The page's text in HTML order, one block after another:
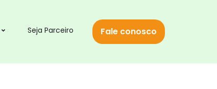
Seja Parceiro Fale conosco